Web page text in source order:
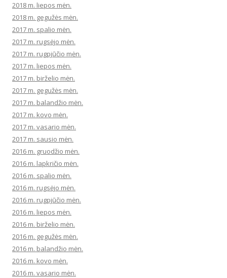
2018 m. liepos mėn.
2018 m. gegužės mėn.
2017 m. spalio mėn.
2017 m. rugsėjo mėn.
2017 m. rugpjūčio mėn.
2017 m. liepos mėn.
2017 m. birželio mėn.
2017 m. gegužės mėn.
2017 m. balandžio mėn.
2017 m. kovo mėn.
2017 m. vasario mėn.
2017 m. sausio mėn.
2016 m. gruodžio mėn.
2016 m. lapkričio mėn.
2016 m. spalio mėn.
2016 m. rugsėjo mėn.
2016 m. rugpjūčio mėn.
2016 m. liepos mėn.
2016 m. birželio mėn.
2016 m. gegužės mėn.
2016 m. balandžio mėn.
2016 m. kovo mėn.
2016 m. vasario mėn.